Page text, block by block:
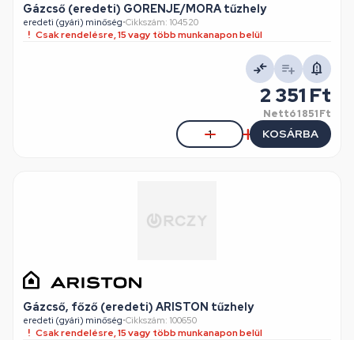
Gázcső (eredeti) GORENJE/MORA tűzhely
eredeti (gyári) minőség•Cikkszám: 104520
Csak rendelésre, 15 vagy több munkanapon belül
2 351 Ft
Nettó1 851 Ft
KOSÁRBA
Gázcső, főző (eredeti) ARISTON tűzhely
eredeti (gyári) minőség•Cikkszám: 100650
Csak rendelésre, 15 vagy több munkanapon belül